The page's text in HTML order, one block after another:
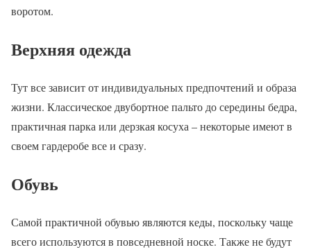
воротом.
Верхняя одежда
Тут все зависит от индивидуальных предпочтений и образа
жизни. Классическое двубортное пальто до середины бедра,
практичная парка или дерзкая косуха – некоторые имеют в
своем гардеробе все и сразу.
Обувь
Самой практичной обувью являются кеды, поскольку чаще
всего используются в повседневной носке. Также не будут